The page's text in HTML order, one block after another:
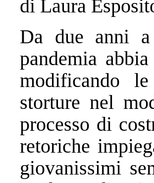
di Laura
Da due anni
pandemia
modificando
storture nel
processo di
retoriche
giovanissimi